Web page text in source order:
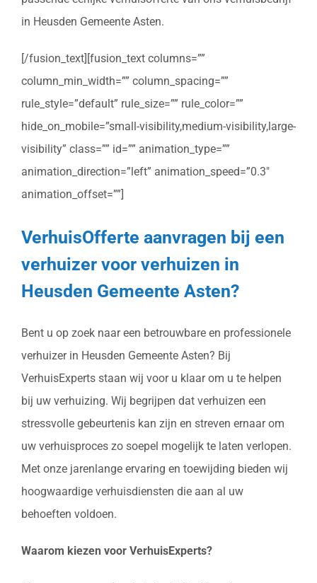
in Heusden Gemeente Asten.
[/fusion_text][fusion_text columns=””
column_min_width=”” column_spacing=””
rule_style=”default” rule_size=”” rule_color=””
hide_on_mobile=”small-visibility,medium-visibility,large-
visibility” class=”” id=”” animation_type=””
animation_direction=”left” animation_speed=”0.3″
animation_offset=””]
VerhuisOfferte aanvragen bij een
verhuizer voor verhuizen in
Heusden Gemeente Asten?
Bent u op zoek naar een betrouwbare en professionele
verhuizer in Heusden Gemeente Asten? Bij
VerhuisExperts staan wij voor u klaar om u te helpen
bij uw verhuizing. Wij begrijpen dat verhuizen een
stressvolle gebeurtenis kan zijn en streven ernaar om
uw verhuisproces zo soepel mogelijk te laten verlopen.
Met onze jarenlange ervaring en toewijding bieden wij
hoogwaardige verhuisdiensten die aan al uw
behoeften voldoen.
Waarom kiezen voor VerhuisExperts?